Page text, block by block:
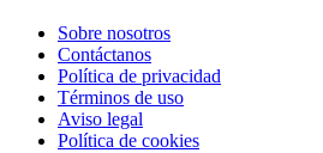
Sobre nosotros
Contáctanos
Política de privacidad
Términos de uso
Aviso legal
Política de cookies